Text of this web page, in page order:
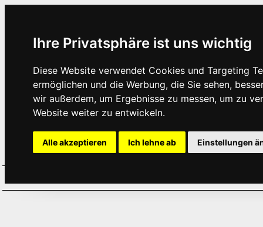
Ihre Privatsphäre ist uns wichtig
Diese Website verwendet Cookies und Targeting
ermöglichen und die Werbung, die Sie sehen,
wir außerdem, um Ergebnisse zu messen, um zu
Website weiter zu entwickeln.
Alle akzeptieren Ich lehne ab Einstellungen